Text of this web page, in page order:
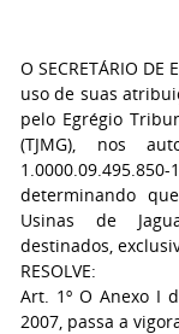
O SECRETÁRIO DE
uso de suas
pelo Egrégio
(TJMG), nos
determinando
Usinas de
destinados,
RESOLVE:
Art. 1º O Anexo I
2007, passa a